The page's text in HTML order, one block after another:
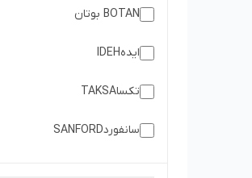
BOTAN بوتان
ایدهIDEH
تکساTAKSA
سانفوردSANFORD